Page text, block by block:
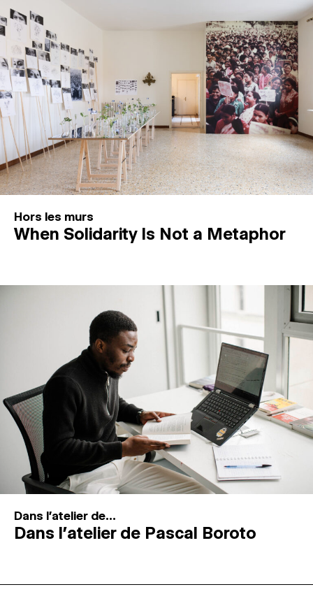
Hors les murs
When Solidarity Is Not a Metaphor
Dans l'atelier de...
Dans l’atelier de Pascal Boroto